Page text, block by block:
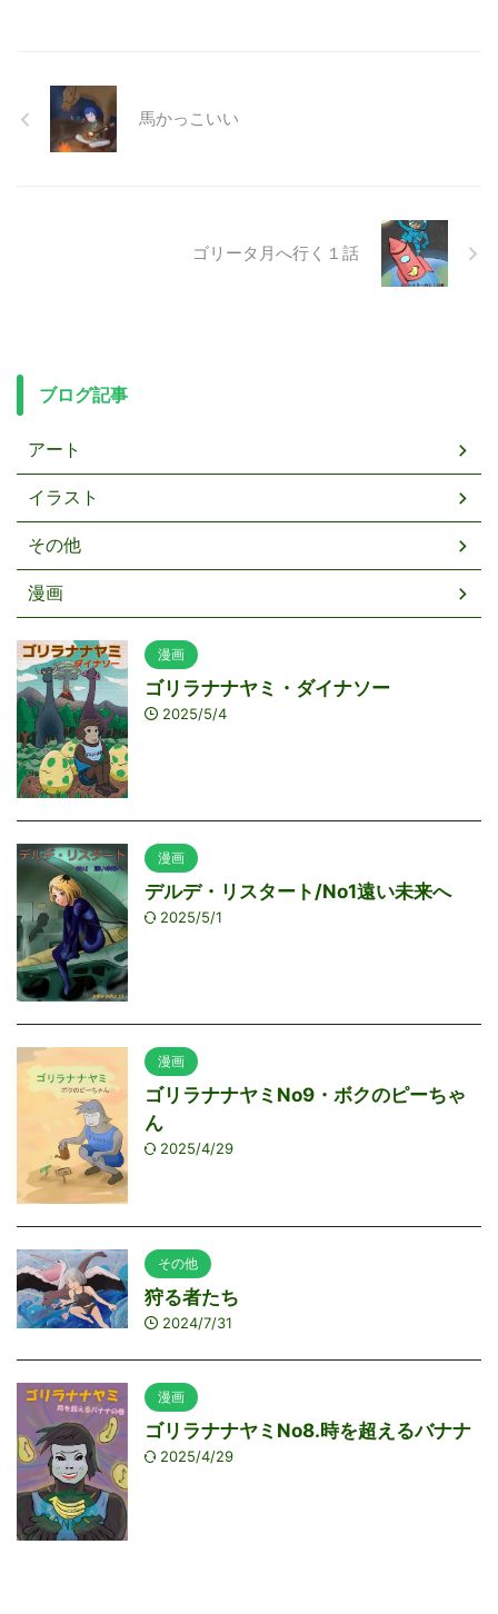
馬かっこいい
ゴリータ月へ行く１話
ブログ記事
アート
イラスト
その他
漫画
漫画
ゴリラナナヤミ・ダイナソー
2025/5/4
漫画
デルデ・リスタート/No1遠い未来へ
2025/5/1
漫画
ゴリラナナヤミNo9・ボクのピーちゃ
ん
2025/4/29
その他
狩る者たち
2024/7/31
漫画
ゴリラナナヤミNo8.時を超えるバナナ
2025/4/29